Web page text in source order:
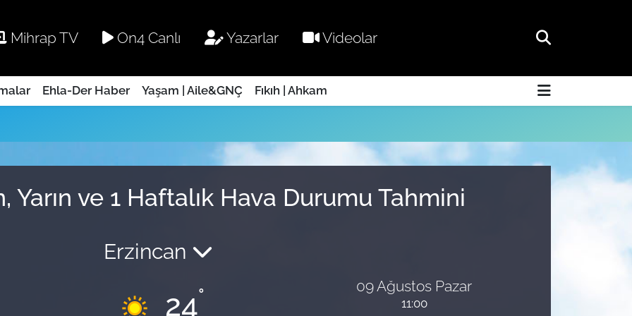
Mihrap TV On4 Canlı Yazarlar Videolar
Ehla-Der Haber Yaşam | Aile&GNÇ Fıkıh | Ahkam
Yarın ve 1 Haftalık Hava Durumu Tahmini
Erzincan
24° 09 Ağustos Pazar
11:00